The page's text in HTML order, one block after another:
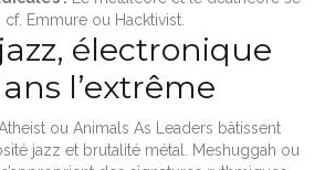
Emmure ou Hacktivist.
électronique
l’extrême
ou Animals As Leaders bâtissent
jazz et brutalité métal. Meshuggah ou